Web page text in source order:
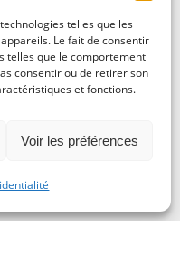
telles que les
Le fait de consentir
telles que le comportement
consentir ou de retirer son
et fonctions.
Voir les préférences